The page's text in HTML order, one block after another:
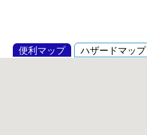
便利マップ ハザードマップ